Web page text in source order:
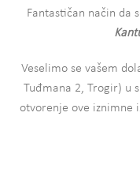
Fantastičan način da
Veselimo se vašem
Tuđmana 2, Trogir) u
otvorenje ove iznimne